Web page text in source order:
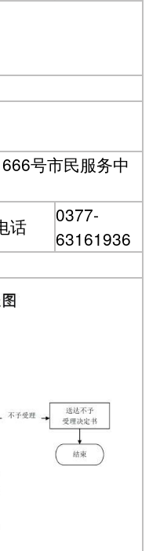
号市民服务中
话
0377-
63161936